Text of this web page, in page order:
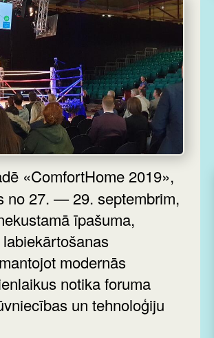
no 27. — 29. septembrim,
īpašuma,
modernās
notika foruma
un tehnoloģiju